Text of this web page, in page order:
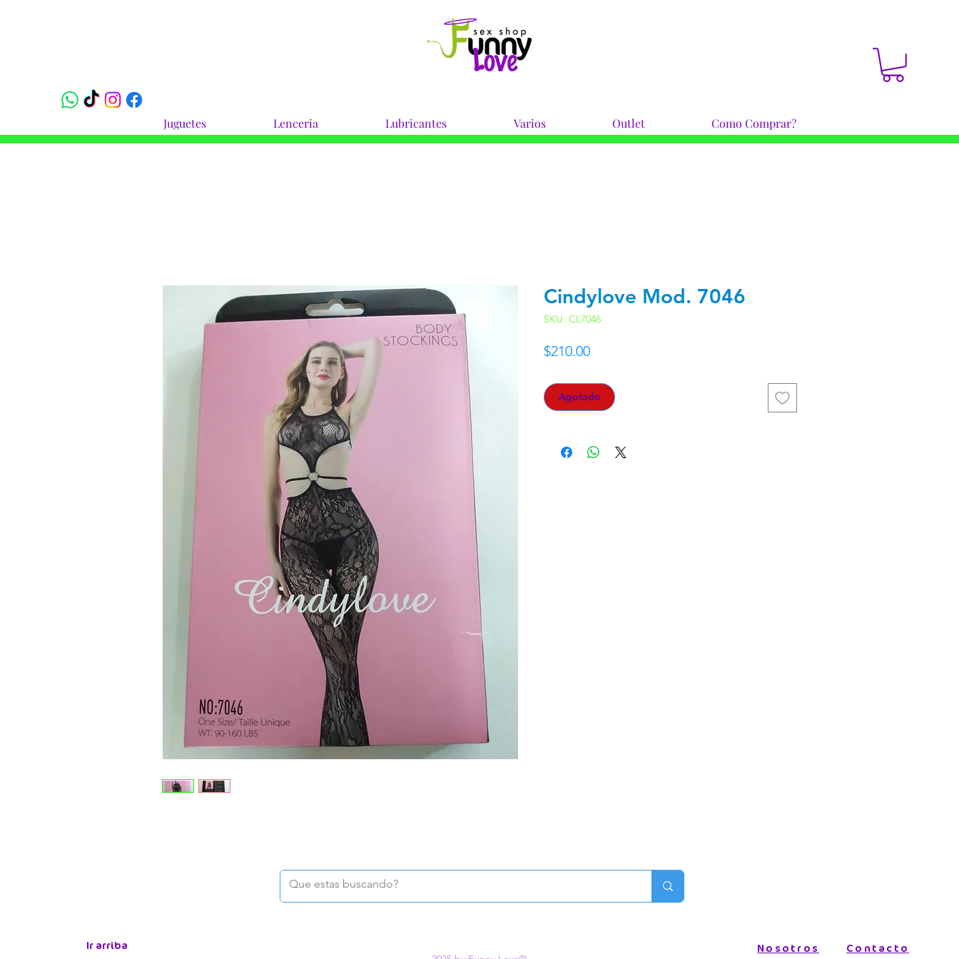
Juguetes Lenceria Lubricantes Varios Outlet Como Comprar?
Cindylove Mod. 7046
SKU: CL7046
$210.00Precio
Agotado
Ir arriba
Nosotros Contacto